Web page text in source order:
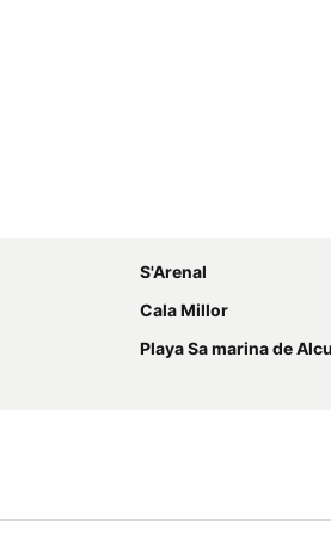
S'Arenal
Cala Millor
Playa Sa marina de